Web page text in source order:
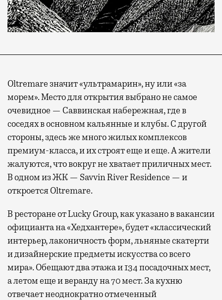
Oltremare значит «ультрамарин», ну или «за
морем». Место для открытия выбрано не самое
очевидное — Саввинская набережная, где в
соседях в основном кальянные и клубы. С другой
стороны, здесь же много жилых комплексов
премиум-класса, и их строят еще и еще. А жители
жалуются, что вокруг не хватает приличных мест.
В одном из ЖК — Savvin River Residence — и
откроется Oltremare.
В ресторане от Lucky Group, как указано в вакансии
официанта на «Хедхантере», будет «классический
интерьер, лаконичность форм, льняные скатерти
и дизайнерские предметы искусства со всего
мира». Обещают два этажа и 134 посадочных мест,
а летом еще и веранду на 70 мест. За кухню
отвечает неоднократно отмеченный